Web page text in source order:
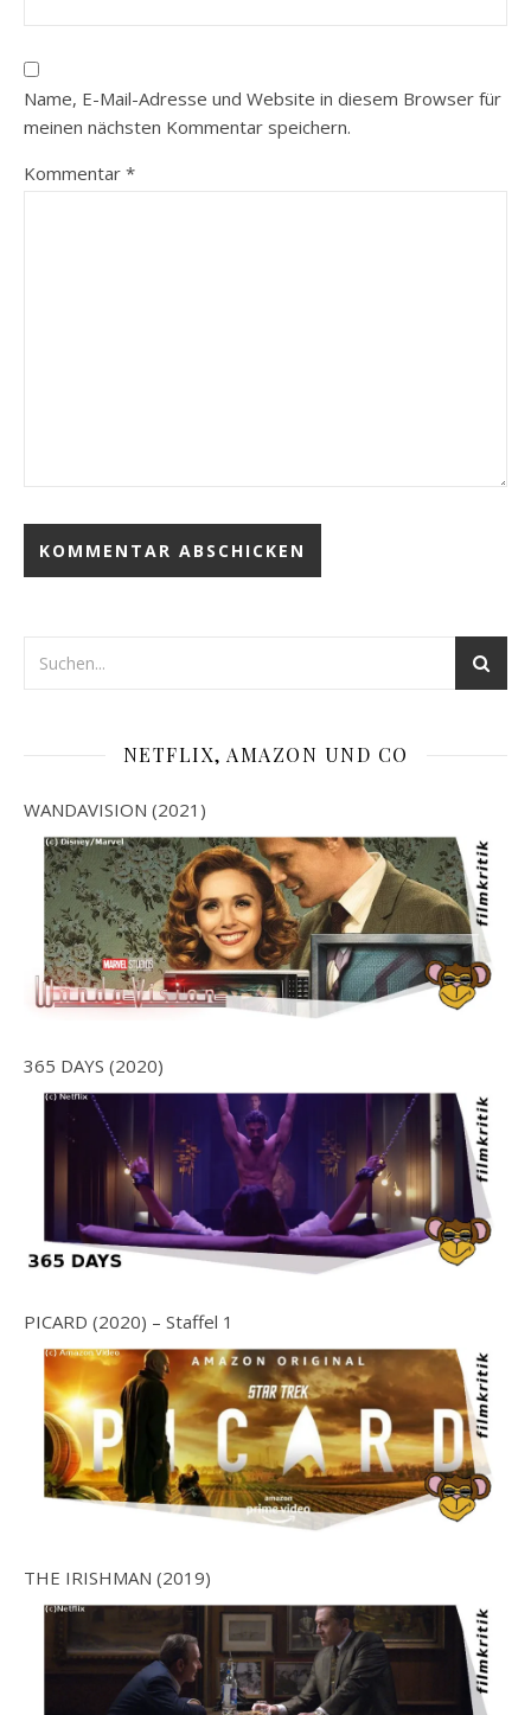
Name, E-Mail-Adresse und Website in diesem Browser für
meinen nächsten Kommentar speichern.
Kommentar *
NETFLIX, AMAZON UND CO
WANDAVISION (2021)
365 DAYS (2020)
PICARD (2020) – Staffel 1
THE IRISHMAN (2019)